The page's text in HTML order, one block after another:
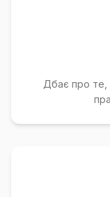
Дбає про те,